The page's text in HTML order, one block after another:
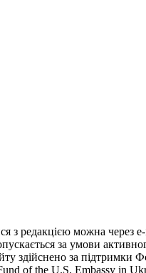
з редакцією можна через
за умови
здійснено за
of the U.S. Embassy in